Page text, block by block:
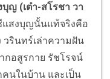
ญ (เต๋า-สโรชา วา
แสงบุญนั้นแท้จริงคือ
วรินทร์เล่าความฝัน
กอสูรกาย รัชโรจน์
คนในบ้าน และเป็น